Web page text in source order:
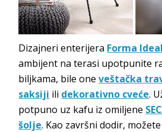
Dizajneri enterijera Forma
ambijent na terasi upotpunite
biljkama, bile oneveštačka
saksiji ili dekorativno cveće.
potpuno uz kafu iz omiljene
šolje. Kao završni dodir,